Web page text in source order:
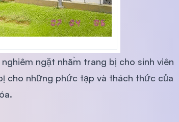
ngặt nhằm trang bị cho sinh viên
cho những phức tạp và thách thức của